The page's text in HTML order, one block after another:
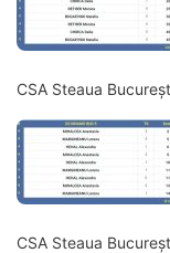
CSA Steaua
CSA Steaua